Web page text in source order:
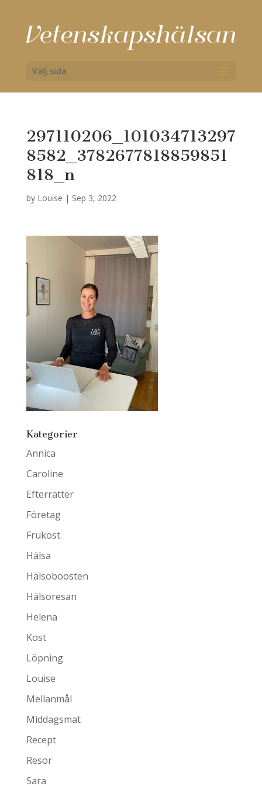
Välj sida
297110206_101034713297
8582_3782677818859851
818_n
by Louise | Sep 3, 2022
Kategorier
Annica
Caroline
Efterrätter
Företag
Frukost
Hälsa
Hälsoboosten
Hälsoresan
Helena
Kost
Löpning
Louise
Mellanmål
Middagsmat
Recept
Resor
Sara